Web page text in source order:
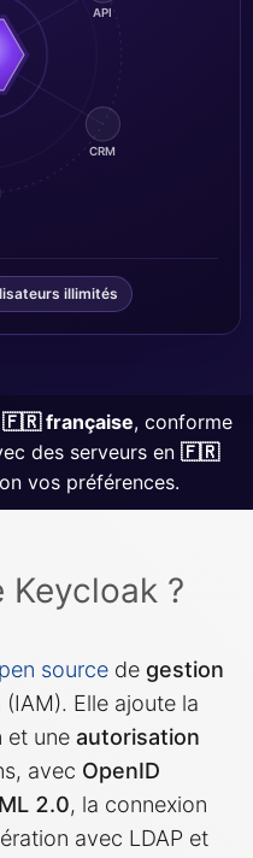
Plane
API
CRM
illimités
🇫🇷 française, conforme
des serveurs en 🇫🇷
vos préférences.
?
source de gestion
(IAM). Elle ajoute la
et une autorisation
avec OpenID
2.0, la connexion
avec LDAP et